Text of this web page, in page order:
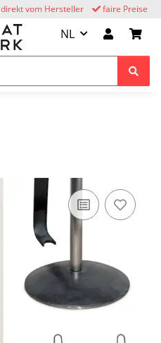
faire Preise
direkt vom Hersteller
NL